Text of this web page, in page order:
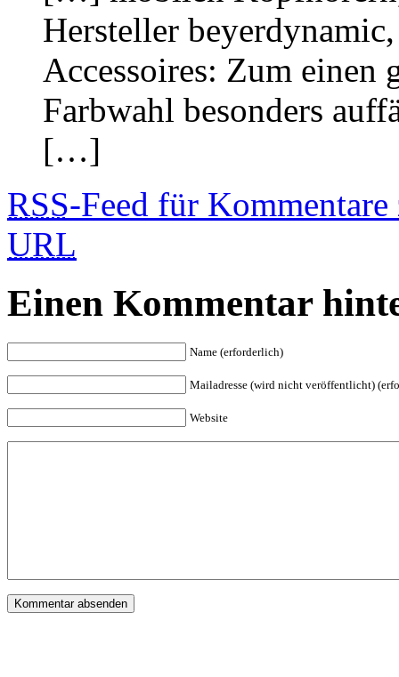
Hersteller
Accessoires: Zum einen
Farbwahl besonders
[…]
RSS-Feed für
URL
Einen Kommentar
Name (erforderlich)
Mailadresse (wird nicht veröffentlicht)
Website